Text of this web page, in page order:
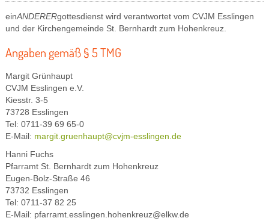
einANDERERgottesdienst wird verantwortet vom CVJM Esslingen
und der Kirchengemeinde St. Bernhardt zum Hohenkreuz.
Angaben gemäß § 5 TMG
Margit Grünhaupt
CVJM Esslingen e.V.
Kiesstr. 3-5
73728 Esslingen
Tel: 0711-39 69 65-0
E-Mail:
Hanni Fuchs
Pfarramt St. Bernhardt zum Hohenkreuz
Eugen-Bolz-Straße 46
73732 Esslingen
Tel: 0711-37 82 25
E-Mail: pfarramt.esslingen.hohenkreuz@elkw.de